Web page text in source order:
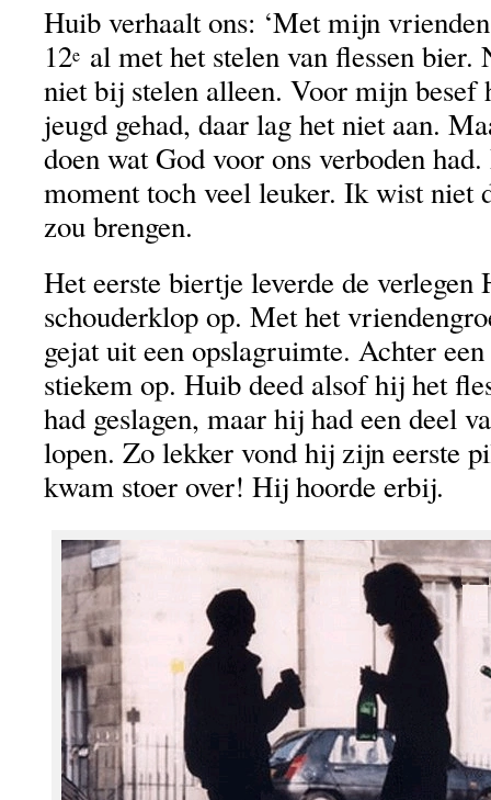
Huib verhaalt ons: ‘Met mijn
12e al met het stelen van flessen
niet bij stelen alleen. Voor mijn besef
jeugd gehad, daar lag het niet aan.
doen wat God voor ons verboden
moment toch veel leuker. Ik wist niet
zou brengen.
Het eerste biertje leverde de verlegen
schouderklop op. Met het
gejat uit een opslagruimte. Achter
stiekem op. Huib deed alsof hij het
had geslagen, maar hij had een deel
lopen. Zo lekker vond hij zijn eerste
kwam stoer over! Hij hoorde erbij.